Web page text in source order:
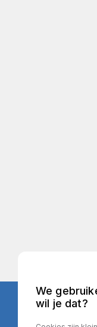
We
wil je dat?